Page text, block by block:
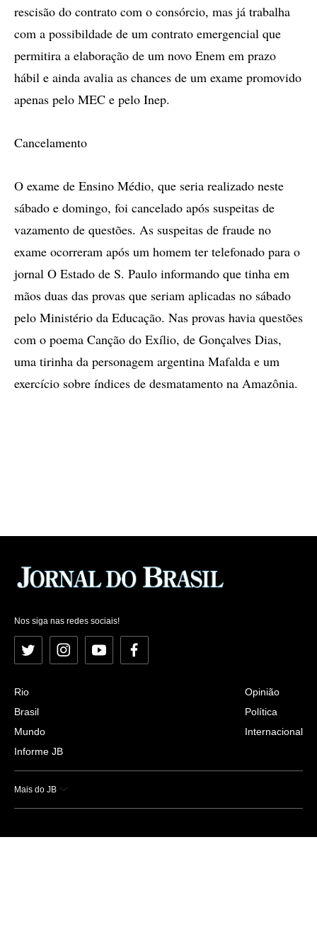
rescisão do contrato com o consórcio, mas já trabalha
com a possibildade de um contrato emergencial que
permitira a elaboração de um novo Enem em prazo
hábil e ainda avalia as chances de um exame promovido
apenas pelo MEC e pelo Inep.
Cancelamento
O exame de Ensino Médio, que seria realizado neste
sábado e domingo, foi cancelado após suspeitas de
vazamento de questões. As suspeitas de fraude no
exame ocorreram após um homem ter telefonado para o
jornal O Estado de S. Paulo informando que tinha em
mãos duas das provas que seriam aplicadas no sábado
pelo Ministério da Educação. Nas provas havia questões
com o poema Canção do Exílio, de Gonçalves Dias,
uma tirinha da personagem argentina Mafalda e um
exercício sobre índices de desmatamento na Amazônia.
Nos siga nas redes sociais!
Twitter InstagramYouTubeFacebook
Rio
Brasil
Mundo
Informe JB
Opinião
Política
Internacional
Mais do JB
Esportes